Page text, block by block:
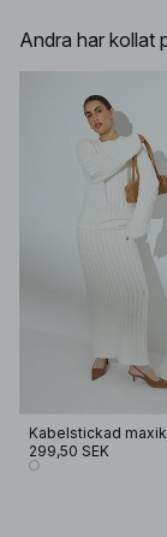
Andra har kollat
Kabelstickad
299,50 SEK